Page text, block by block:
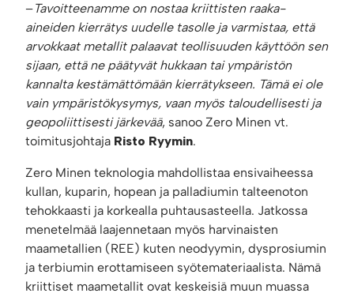
–Tavoitteenamme on nostaa kriittisten raaka-
aineiden kierrätys uudelle tasolle ja varmistaa, että
arvokkaat metallit palaavat teollisuuden käyttöön sen
sijaan, että ne päätyvät hukkaan tai ympäristön
kannalta kestämättömään kierrätykseen. Tämä ei ole
vain ympäristökysymys, vaan myös taloudellisesti ja
geopoliittisesti järkevää, sanoo Zero Minen vt.
toimitusjohtaja Risto Ryymin.
Zero Minen teknologia mahdollistaa ensivaiheessa
kullan, kuparin, hopean ja palladiumin talteenoton
tehokkaasti ja korkealla puhtausasteella. Jatkossa
menetelmää laajennetaan myös harvinaisten
maametallien (REE) kuten neodyymin, dysprosiumin
ja terbiumin erottamiseen syötemateriaalista. Nämä
kriittiset maametallit ovat keskeisiä muun muassa